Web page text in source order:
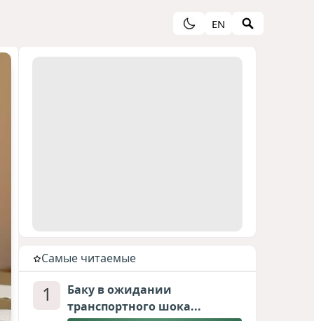
EN
Cамые читаемые
1
Баку в ожидании
транспортного шока...